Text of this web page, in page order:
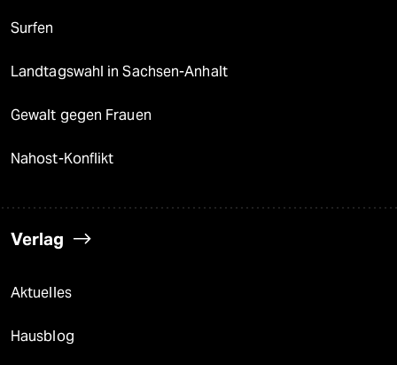
Surfen
Landtagswahl in Sachsen-Anhalt
Gewalt gegen Frauen
Nahost-Konflikt
Verlag
Aktuelles
Hausblog